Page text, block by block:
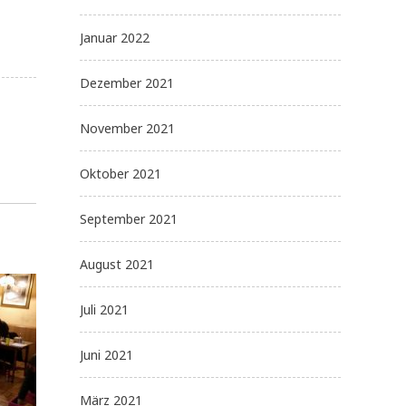
Januar 2022
Dezember 2021
November 2021
Oktober 2021
September 2021
August 2021
Juli 2021
Juni 2021
März 2021